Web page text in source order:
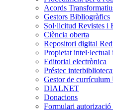
Acords
Gestors Bibliogràfics
Sol·licitud Revistes i
Ciència oberta
Repositori digital
Propietat intel·lectual
Editorial electrònica
Préstec
Gestor de
DIALNET
Donacions
Formulari autorizació